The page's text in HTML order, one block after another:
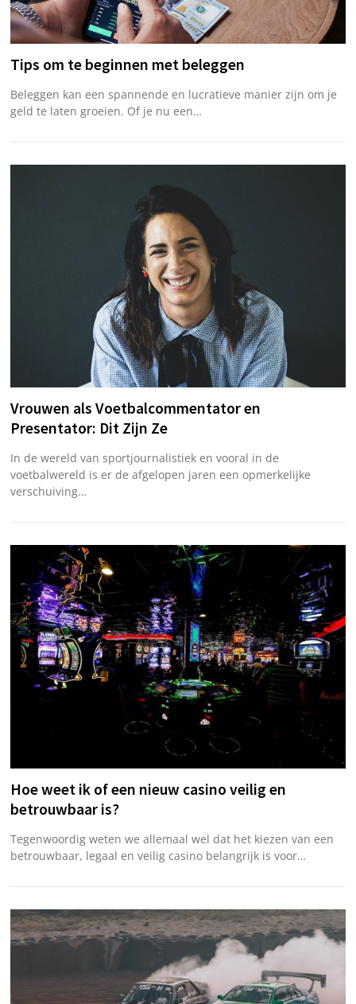
Tips om te beginnen met beleggen
Beleggen kan een spannende en lucratieve manier zijn om je
geld te laten groeien. Of je nu een…
Vrouwen als Voetbalcommentator en
Presentator: Dit Zijn Ze
In de wereld van sportjournalistiek en vooral in de
voetbalwereld is er de afgelopen jaren een opmerkelijke
verschuiving…
Hoe weet ik of een nieuw casino veilig en
betrouwbaar is?
Tegenwoordig weten we allemaal wel dat het kiezen van een
betrouwbaar, legaal en veilig casino belangrijk is voor…